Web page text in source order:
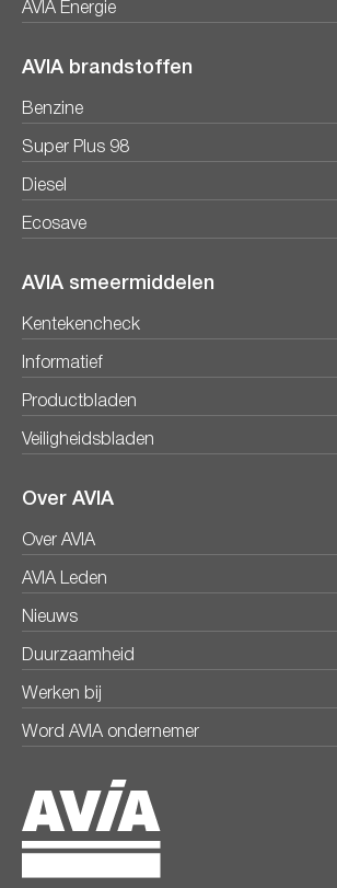
AVIA Energie
AVIA brandstoffen
Benzine
Super Plus 98
Diesel
Ecosave
AVIA smeermiddelen
Kentekencheck
Informatief
Productbladen
Veiligheidsbladen
Over AVIA
Over AVIA
AVIA Leden
Nieuws
Duurzaamheid
Werken bij
Word AVIA ondernemer